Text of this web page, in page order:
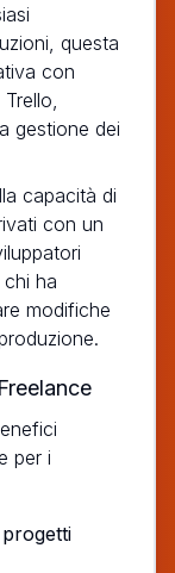
questa
con
gestione dei
capacità di
con un
ha
modifiche
per i